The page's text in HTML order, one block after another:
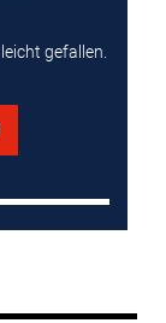
gefallen.